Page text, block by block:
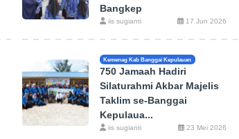
Bangkep
iis sugianti 17 Jun 2026
Kemenag Kab Banggai Kepulauan
750 Jamaah Hadiri
Silaturahmi Akbar Majelis
Taklim se-Banggai
Kepulaua...
iis sugianti 23 Mei 2026